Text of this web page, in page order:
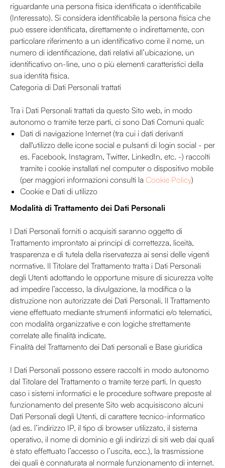
riguardante una persona fisica identificata o identificabile
(Interessato). Si considera identificabile la persona fisica che
può essere identificata, direttamente o indirettamente, con
particolare riferimento a un identificativo come il nome, un
numero di identificazione, dati relativi all’ubicazione, un
identificativo on-line, uno o più elementi caratteristici della
sua identità fisica.
Categoria di Dati Personali trattati
Tra i Dati Personali trattati da questo Sito web, in modo
autonomo o tramite terze parti, ci sono Dati Comuni quali:
Dati di navigazione Internet (tra cui i dati derivanti
dall'utilizzo delle icone social e pulsanti di login social - per
es. Facebook, Instagram, Twitter, LinkedIn, etc. -) raccolti
tramite i cookie installati nel computer o dispositivo mobile
(per maggiori informazioni consulti la Cookie Policy)
Cookie e Dati di utilizzo
Modalità di Trattamento dei Dati Personali
I Dati Personali forniti o acquisiti saranno oggetto di
Trattamento improntato ai principi di correttezza, liceità,
trasparenza e di tutela della riservatezza ai sensi delle vigenti
normative. Il Titolare del Trattamento tratta i Dati Personali
degli Utenti adottando le opportune misure di sicurezza volte
ad impedire l’accesso, la divulgazione, la modifica o la
distruzione non autorizzate dei Dati Personali. Il Trattamento
viene effettuato mediante strumenti informatici e/o telematici,
con modalità organizzative e con logiche strettamente
correlate alle finalità indicate.
Finalità del Trattamento dei Dati personali e Base giuridica
I Dati Personali possono essere raccolti in modo autonomo
dal Titolare del Trattamento o tramite terze parti. In questo
caso i sistemi informatici e le procedure software preposte al
funzionamento del presente Sito web acquisiscono alcuni
Dati Personali degli Utenti, di carattere tecnico-informatico
(ad es. l’indirizzo IP, il tipo di browser utilizzato, il sistema
operativo, il nome di dominio e gli indirizzi di siti web dai quali
è stato effettuato l’accesso o l’uscita, ecc.), la trasmissione
dei quali è connaturata al normale funzionamento di internet.